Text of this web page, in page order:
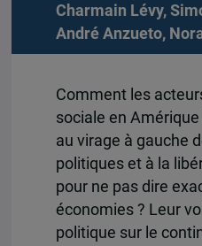
Charmain Lévy,
André Anzueto,
Comment les
sociale en
au virage à gauche
politiques et à la
pour ne pas dire
économies ? Leur
politique sur le